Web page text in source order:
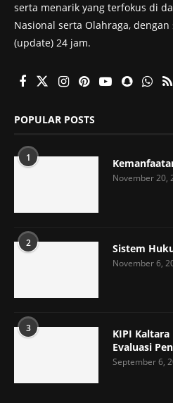
serta menarik yang terfokus di
Nasional serta Olahraga,
(update) 24 jam.
POPULAR POSTS
1
November 20,
2 Sistem
November 6,
3
KIPI
Evaluasi
September 6,